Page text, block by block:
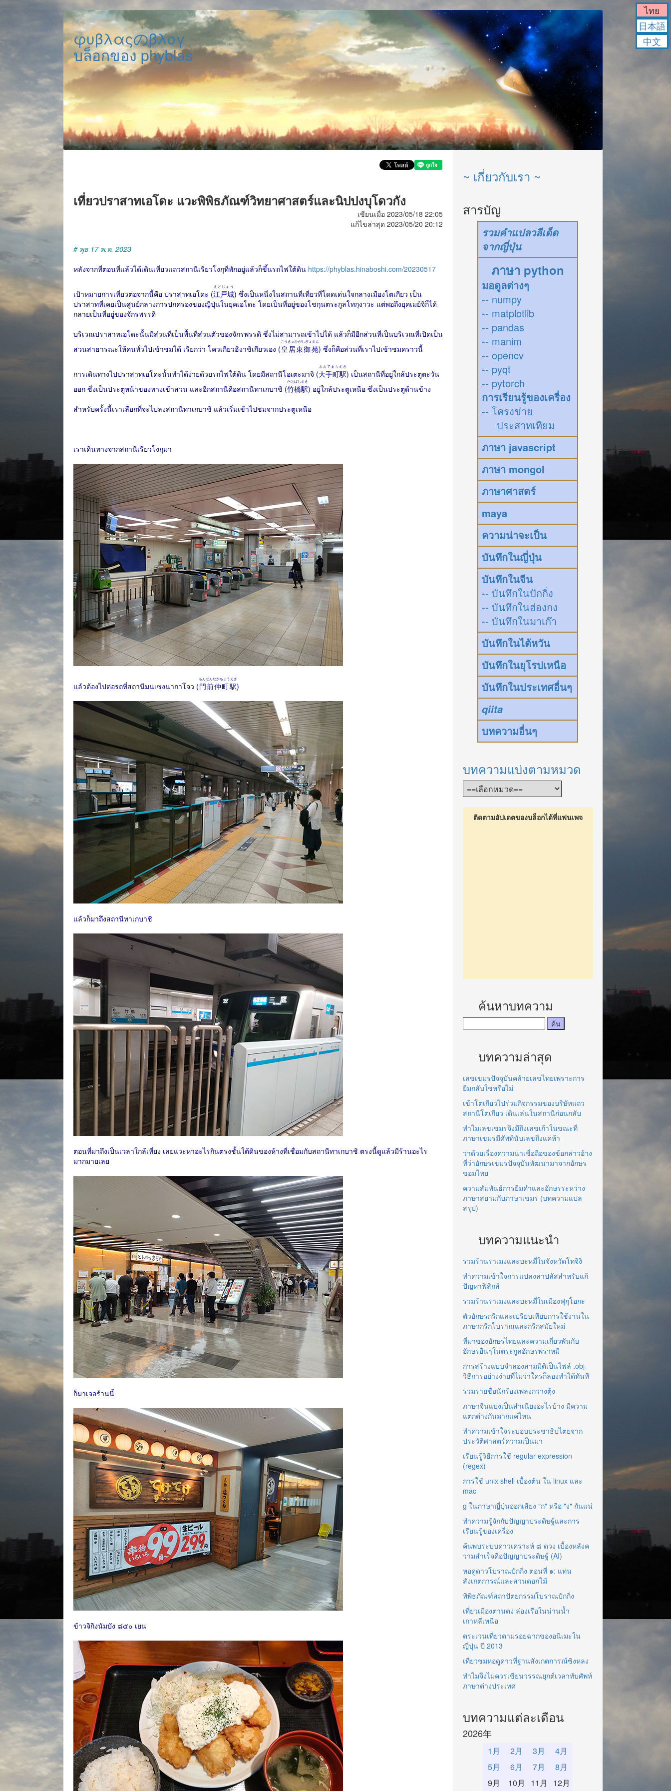
φυβλαςのβλογ
บล็อกของ phyblas
เที่ยวปราสาทเอโดะ แวะพิพิธภัณฑ์วิทยาศาสตร์และนิปปงบุโดวกัง
เขียนเมื่อ 2023/05/18 22:05
แก้ไขล่าสุด 2023/05/20 20:12
# พุธ 17 พ.ค. 2023
หลังจากที่ตอนที่แล้วได้เดินเที่ยวแถวสถานีเรียวโงกุที่พักอยู่แล้วก็ขึ้นรถไฟใต้ดิน https://phyblas.hinaboshi.com/20230517
เป้าหมายการเที่ยวต่อจากนี้คือ ปราสาทเอโดะ (江戸城
えどじょう
) ซึ่งเป็นหนึ่งในสถานที่เที่ยวที่โดดเด่นใจกลางเมืองโตเกียว เป็น
ปราสาทที่เคยเป็นศูนย์กลางการปกครองของญีปุ่นในยุคเอโดะ โดยเป็นที่อยู่ของโชกุนตระกูลโทกุงาวะ แต่พอถึงยุคเมย์จิก็ได้
กลายเป็นที่อยู่ของจักรพรรดิ
บริเวณปราสาทเอโดะนั้นมีส่วนที่เป็นพื้นที่ส่วนตัวของจักรพรรดิ ซึ่งไม่สามารถเข้าไปได้ แล้วก็มีอีกส่วนที่เป็นบริเวณที่เปิดเป็น
สวนสาธารณะให้คนทั่วไปเข้าชมได้ เรียกว่า โควเกียวฮิงาชิเกียวเอง (皇居東御苑
こうきょひがしぎょえん
) ซึ่งก็คือส่วนที่เราไปเข้าชมคราวนี้
การเดินทางไปปราสาทเอโดะนั้นทำได้ง่ายด้วยรถไฟใต้ดิน โดยมีสถานีโอเตะมาจิ (大手町駅
おおてまちえき
) เป็นสถานีที่อยู่ใกล้ประตูตะวัน
ออก ซึ่งเป็นประตูหน้าของทางเข้าสวน และอีกสถานีคือสถานีทาเกบาชิ (竹橋駅
たけばしえき
) อยู่ใกล้ประตูเหนือ ซึ่งเป็นประตูด้านข้าง
สำหรับครั้งนี้เราเลือกที่จะไปลงสถานีทาเกบาชิ แล้วเริ่มเข้าไปชมจากประตูเหนือ
เราเดินทางจากสถานีเรียวโงกุมา
แล้วต้องไปต่อรถที่สถานีมนเซงนากาโจว (門前仲町駅
もんぜんなかちょうえき
)
แล้วก็มาถึงสถานีทาเกบาชิ
ตอนที่มาถึงเป็นเวลาใกล้เที่ยง เลยแวะหาอะไรกินตรงชั้นใต้ดินของห้างที่เชื่อมกับสถานีทาเกบาชิ ตรงนี้ดูแล้วมีร้านอะไร
มากมายเลย
ก็มาเจอร้านนี้
ข้าวจิกิงนัมบัง ๘๕๐ เยน
~ เกี่ยวกับเรา ~
สารบัญ
รวมคำแปลวลีเด็ด
จากญี่ปุ่น
ภาษา python
มอดูลต่างๆ
-- numpy
-- matplotlib
-- pandas
-- manim
-- opencv
-- pyqt
-- pytorch
การเรียนรู้ของเครื่อง
-- โครงข่าย
ประสาทเทียม
ภาษา javascript
ภาษา mongol
ภาษาศาสตร์
maya
ความน่าจะเป็น
บันทึกในญี่ปุ่น
บันทึกในจีน
-- บันทึกในปักกิ่ง
-- บันทึกในฮ่องกง
-- บันทึกในมาเก๊า
บันทึกในไต้หวัน
บันทึกในยุโรปเหนือ
บันทึกในประเทศอื่นๆ
qiita
บทความอื่นๆ
บทความแบ่งตามหมวด
ติดตามอัปเดตของบล็อกได้ที่แฟนเพจ
ค้นหาบทความ
บทความล่าสุด
เลขเขมรปัจจุบันคล้ายเลขไทยเพราะการ
ยืมกลับใช่หรือไม่
เข้าโตเกียวไปร่วมกิจกรรมของบริษัทแถว
สถานีโตเกียว เดินเล่นในสถานีก่อนกลับ
ทำไมเลขเขมรจึงมีถึงเลขเก้าในขณะที่
ภาษาเขมรมีศัพท์นับเลขถึงแค่ห้า
ว่าด้วยเรื่องความน่าเชื่อถือของข้อกล่าวอ้าง
ที่ว่าอักษรเขมรปัจจุบันพัฒนามาจากอักษร
ขอมไทย
ความสัมพันธ์การยืมคำและอักษรระหว่าง
ภาษาสยามกับภาษาเขมร (บทความแปล
สรุป)
บทความแนะนำ
รวมร้านราเมงและบะหมี่ในจังหวัดโทจิงิ
ทำความเข้าใจการแปลงลาปลัสสำหรับแก้
ปัญหาฟิสิกส์
รวมร้านราเมงและบะหมี่ในเมืองฟุกุโอกะ
ตัวอักษรกรีกและเปรียบเทียบการใช้งานใน
ภาษากรีกโบราณและกรีกสมัยใหม่
ที่มาของอักษรไทยและความเกี่ยวพันกับ
อักษรอื่นๆในตระกูลอักษรพราหมี
การสร้างแบบจำลองสามมิติเป็นไฟล์ .obj
วิธีการอย่างง่ายที่ไม่ว่าใครก็ลองทำได้ทันที
รวมรายชื่อนักร้องเพลงกวางตุ้ง
ภาษาจีนแบ่งเป็นสำเนียงอะไรบ้าง มีความ
แตกต่างกันมากแค่ไหน
ทำความเข้าใจระบอบประชาธิปไตยจาก
ประวัติศาสตร์ความเป็นมา
เรียนรู้วิธีการใช้ regular expression
(regex)
การใช้ unix shell เบื้องต้น ใน linux และ
mac
g ในภาษาญี่ปุ่นออกเสียง "ก" หรือ "ง" กันแน่
ทำความรู้จักกับปัญญาประดิษฐ์และการ
เรียนรู้ของเครื่อง
ค้นพบระบบดาวเคราะห์ ๘ ดวง เบื้องหลังค
วามสำเร็จคือปัญญาประดิษฐ์ (AI)
หอดูดาวโบราณปักกิ่ง ตอนที่ ๑: แท่น
สังเกตการณ์และสวนดอกไม้
พิพิธภัณฑ์สถาปัตยกรรมโบราณปักกิ่ง
เที่ยวเมืองตานตง ล่องเรือในน่านน้ำ
เกาหลีเหนือ
ตระเวนเที่ยวตามรอยฉากของอนิเมะใน
ญี่ปุ่น ปี 2013
เที่ยวชมหอดูดาวที่ฐานสังเกตการณ์ซิงหลง
ทำไมจึงไม่ควรเขียนวรรณยุกต์เวลาทับศัพท์
ภาษาต่างประเทศ
บทความแต่ละเดือน
2026年
1月 2月 3月
4月
5月
6月 7月
8月
9月
10月 11月 12月
ไทย
日本語
中文